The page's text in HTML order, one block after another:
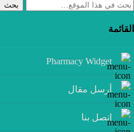
بحث
القائمة
Pharmacy Widget
أرسل مقال
إتصل بنا